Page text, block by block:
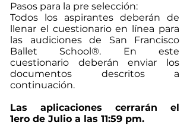
Pasos para la pre selección:
Todos los aspirantes deberán de
llenar el cuestionario en línea para
las audiciones de San Francisco
Ballet School®. En este
cuestionario deberán enviar los
documentos descritos a
continuación.
Las aplicaciones cerrarán el
1ero de Julio a las 11:59 pm.